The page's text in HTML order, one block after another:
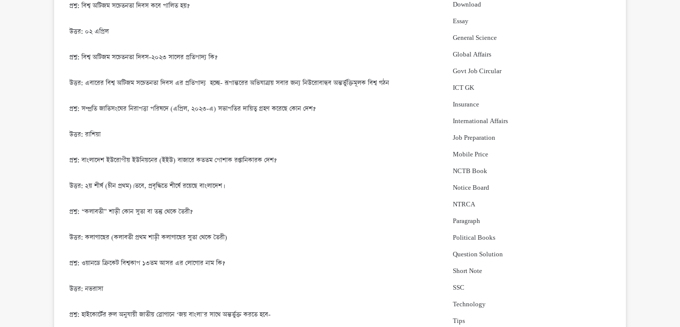
প্রশ্ন: বিশ্ব অটিজম সচেতনতা দিবস কবে পালিত হয়?
উত্তর: ০২ এপ্রিল
প্রশ্ন: বিশ্ব অটিজম সচেতনতা দিবস-২০২৩ সালের প্রতিপাদ্য কি?
উত্তর: এবারের বিশ্ব অটিজম সচেতনতা দিবস এর প্রতিপাদ্য হচ্ছে- রূপান্তরের অভিযাত্রায় সবার জন্য নিউরোবান্ধব অন্তর্ভুক্তিমূলক বিশ্ব গঠন
প্রশ্ন: সম্প্রতি জাতিসংঘের নিরাপত্তা পরিষদে (এপ্রিল, ২০২৩-এ) সভাপতির দায়িত্ব গ্রহণ করেছে কোন দেশ?
উত্তর: রাশিয়া
প্রশ্ন: বাংলাদেশ ইউরোপীয় ইউনিয়নের (ইইউ) বাজারে কততম পোশাক রপ্তানিকারক দেশ?
উত্তর: ২য় শীর্ষ (চীন প্রথম)। তবে, প্রবৃদ্ধিতে শীর্ষে রয়েছে বাংলাদেশ।
প্রশ্ন: “কলাবতী” শাড়ী কোন সুতা বা তন্তু থেকে তৈরী?
উত্তর: কলাগাছের (কলাবতী প্রথম শাড়ী কলাগাছের সুতা থেকে তৈরী)
প্রশ্ন: ওয়ানডে ক্রিকেট বিশ্বকাপ ১৩তম আসর এর লোগোর নাম কি?
উত্তর: নভরাসা
প্রশ্ন: হাইকোর্টের রুল অনুযায়ী জাতীয় স্লোগানে ‘জয় বাংলা’র সাথে অন্তর্ভুক্ত করতে হবে-
Download
Essay
General Science
Global Affairs
Govt Job Circular
ICT GK
Insurance
International Affairs
Job Preparation
Mobile Price
NCTB Book
Notice Board
NTRCA
Paragraph
Political Books
Question Solution
Short Note
‍SSC
Technology
Tips